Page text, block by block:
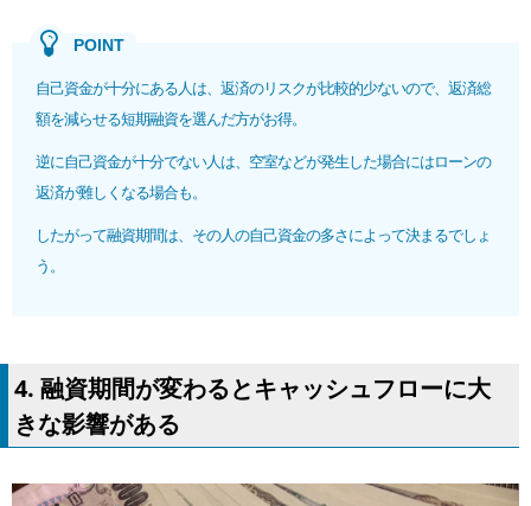
自己資金が十分にある人は、返済のリスクが比較的少ないので、返済総
額を減らせる短期融資を選んだ方がお得。
逆に自己資金が十分でない人は、空室などが発生した場合にはローンの
返済が難しくなる場合も。
したがって融資期間は、その人の自己資金の多さによって決まるでしょ
う。
4. 融資期間が変わるとキャッシュフローに大
きな影響がある